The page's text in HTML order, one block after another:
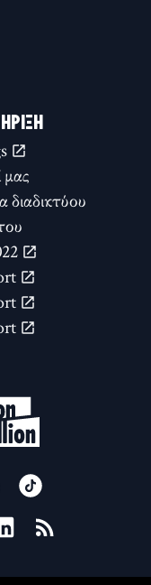
μας